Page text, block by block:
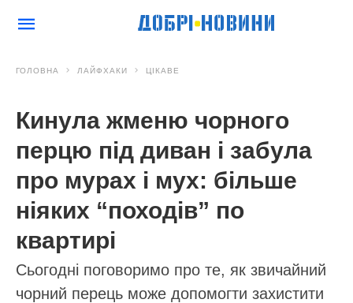
ГОЛОВНА ЛАЙФХАКИ ЦІКАВЕ
Кинула жменю чорного
перцю під диван і забула
про мурах і мух: більше
ніяких “походів” по
квартирі
Сьогодні поговоримо про те, як звичайний
чорний перець може допомогти захистити